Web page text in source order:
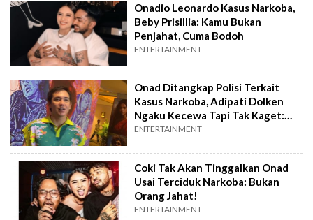
Onadio Leonardo Kasus Narkoba,
Beby Prisillia: Kamu Bukan
Penjahat, Cuma Bodoh
ENTERTAINMENT
Onad Ditangkap Polisi Terkait
Kasus Narkoba, Adipati Dolken
Ngaku Kecewa Tapi Tak Kaget:
Sudah Biasa
ENTERTAINMENT
Coki Tak Akan Tinggalkan Onad
Usai Terciduk Narkoba: Bukan
Orang Jahat!
ENTERTAINMENT